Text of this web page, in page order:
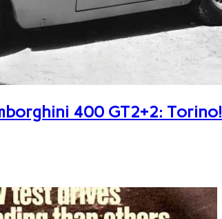
400 GT2+2: Torino!